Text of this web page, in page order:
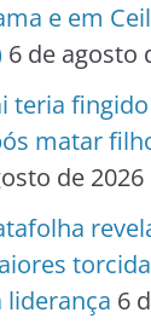
e em
6 de agosto
teria
matar
de 2026
liderança 6